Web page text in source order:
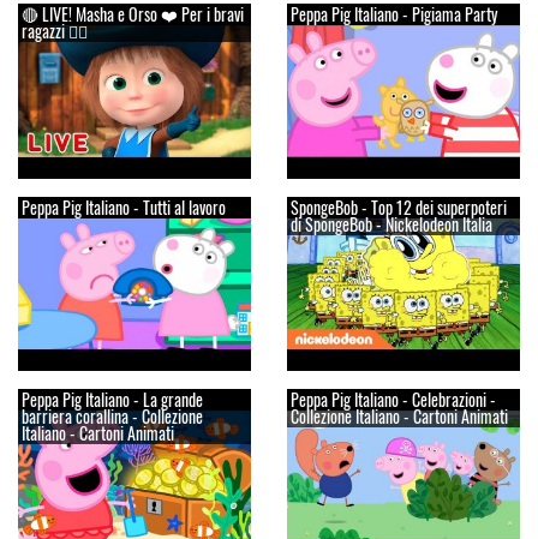
🔴 LIVE! Masha e Orso ❤️ Per i bravi
ragazzi 👱‍♀️
Peppa Pig Italiano - Pigiama Party
Peppa Pig Italiano - Tutti al lavoro SpongeBob - Top 12 dei superpoteri
di SpongeBob - Nickelodeon Italia
Peppa Pig Italiano - La grande
barriera corallina - Collezione
Italiano - Cartoni Animati
Peppa Pig Italiano - Celebrazioni -
Collezione Italiano - Cartoni Animati